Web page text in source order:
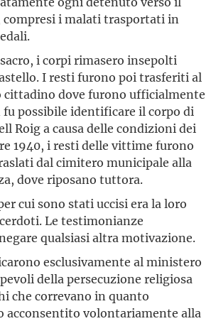
compresi i malati trasportati in
i corpi rimasero insepolti
I resti furono poi trasferiti al
cittadino dove furono ufficialmente
possibile identificare il corpo di
Roig a causa delle condizioni dei
1940, i resti delle vittime furono
dal cimitero municipale alla
dove riposano tuttora.
cui sono stati uccisi era la loro
Le testimonianze
qualsiasi altra motivazione.
esclusivamente al ministero
della persecuzione religiosa
che correvano in quanto
acconsentito volontariamente alla